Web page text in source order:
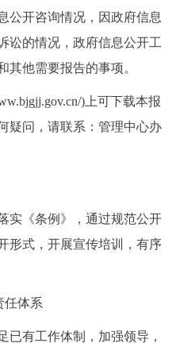
服务 投资项目
政务
访谈 图说互动
概览 人文北京
公开咨询情况，因政府信息
讼的情况，政府信息公开工
其他需要报告的事项。
)上可下载本报
疑问，请联系：管理中心办
《条例》，通过规范公开
形式，开展宣传培训，有序
体系
有工作体制，加强领导，